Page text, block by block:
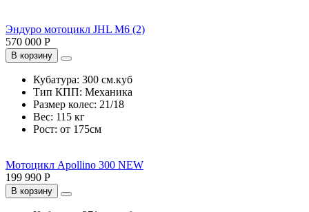
Эндуро мотоцикл JHL M6 (2)
570 000 Р
В корзину
Кубатура: 300 см.куб
Тип КПП: Механика
Размер колес: 21/18
Вес: 115 кг
Рост: от 175см
Мотоцикл Apollino 300 NEW
199 990 Р
В корзину